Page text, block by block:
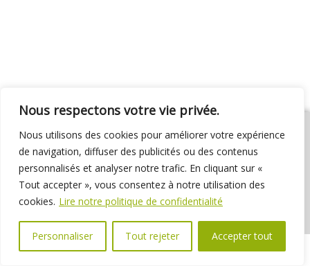
Nous respectons votre vie privée.
Nous utilisons des cookies pour améliorer votre expérience
de navigation, diffuser des publicités ou des contenus
personnalisés et analyser notre trafic. En cliquant sur «
Tout accepter », vous consentez à notre utilisation des
cookies. Lire notre politique de confidentialité
Personnaliser Tout rejeter Accepter tout
01 69 31 72 10 01 69 31 37 31
Nous contacter
Espace élus
Marchés publics Délibérations